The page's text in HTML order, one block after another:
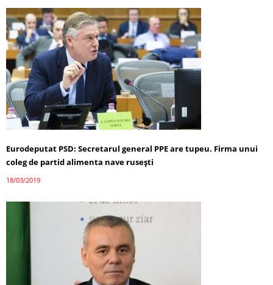
Eurodeputat PSD: Secretarul general PPE are tupeu. Firma unui
coleg de partid alimenta nave ruseşti
18/03/2019